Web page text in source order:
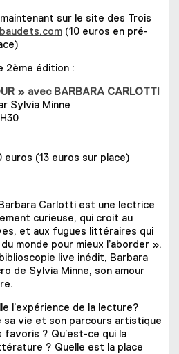
sur le site des Trois
(10 euros en pré-
2ème édition :
» avec BARBARA CARLOTTI
Sylvia Minne
(13 euros sur place)
Carlotti est une lectrice
curieuse, qui croit au
et aux fugues littéraires qui
monde pour mieux l’aborder ».
live inédit, Barbara
de Sylvia Minne, son amour
l’expérience de la lecture?
sa vie et son parcours artistique
favoris ? Qu’est-ce qui la
? Quelle est la place